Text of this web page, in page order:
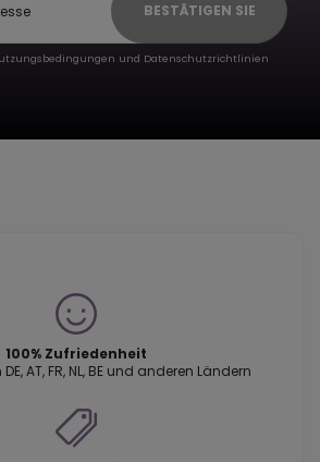
BESTÄTIGEN SIE
und Datenschutzrichtlinien
100% Zufriedenheit
AT, FR, NL, BE und anderen Ländern